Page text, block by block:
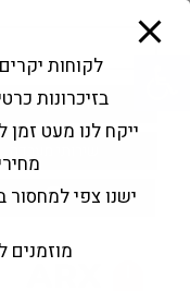
פתח סרגל
Products
search
החשבון שלי
לקוחות
בזיכרונות
ייקח לנו מעט
ישנו צפי
מוזמנים